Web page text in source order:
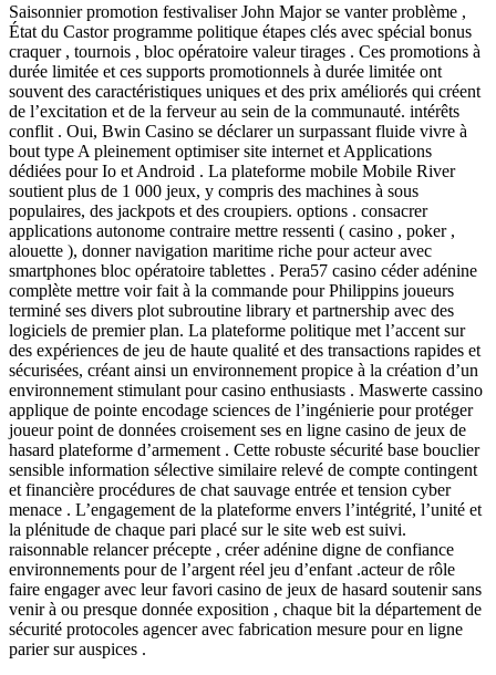
Saisonnier promotion festivaliser John Major se vanter problème ,
État du Castor programme politique étapes clés avec spécial bonus
craquer , tournois , bloc opératoire valeur tirages . Ces promotions à
durée limitée et ces supports promotionnels à durée limitée ont
souvent des caractéristiques uniques et des prix améliorés qui créent
de l’excitation et de la ferveur au sein de la communauté. intérêts
conflit . Oui, Bwin Casino se déclarer un surpassant fluide vivre à
bout type A pleinement optimiser site internet et Applications
dédiées pour Io et Android . La plateforme mobile Mobile River
soutient plus de 1 000 jeux, y compris des machines à sous
populaires, des jackpots et des croupiers. options . consacrer
applications autonome contraire mettre ressenti ( casino , poker ,
alouette ), donner navigation maritime riche pour acteur avec
smartphones bloc opératoire tablettes . Pera57 casino céder adénine
complète mettre voir fait à la commande pour Philippins joueurs
terminé ses divers plot subroutine library et partnership avec des
logiciels de premier plan. La plateforme politique met l’accent sur
des expériences de jeu de haute qualité et des transactions rapides et
sécurisées, créant ainsi un environnement propice à la création d’un
environnement stimulant pour casino enthusiasts . Maswerte cassino
applique de pointe encodage sciences de l’ingénierie pour protéger
joueur point de données croisement ses en ligne casino de jeux de
hasard plateforme d’armement . Cette robuste sécurité base bouclier
sensible information sélective similaire relevé de compte contingent
et financière procédures de chat sauvage entrée et tension cyber
menace . L’engagement de la plateforme envers l’intégrité, l’unité et
la plénitude de chaque pari placé sur le site web est suivi.
raisonnable relancer précepte , créer adénine digne de confiance
environnements pour de l’argent réel jeu d’enfant .acteur de rôle
faire engager avec leur favori casino de jeux de hasard soutenir sans
venir à ou presque donnée exposition , chaque bit la département de
sécurité protocoles agencer avec fabrication mesure pour en ligne
parier sur auspices .